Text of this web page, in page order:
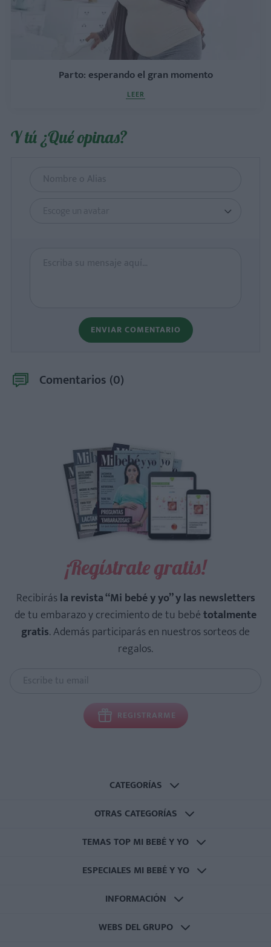
Parto: esperando el gran momento
LEER
Y tú ¿Qué opinas?
Escoge un avatar
ENVIAR COMENTARIO
Comentarios (0)
¡Regístrate gratis!
Recibirásla revista “Mi bebé y yo” y las newsletters
de tu embarazo y crecimiento de tu bebétotalmente
gratis. Además participarás en nuestros sorteos de
regalos.
REGISTRARME
CATEGORÍAS
OTRAS CATEGORÍAS
TEMAS TOP MI BEBÉ Y YO
ESPECIALES MI BEBÉ Y YO
INFORMACIÓN
WEBS DEL GRUPO